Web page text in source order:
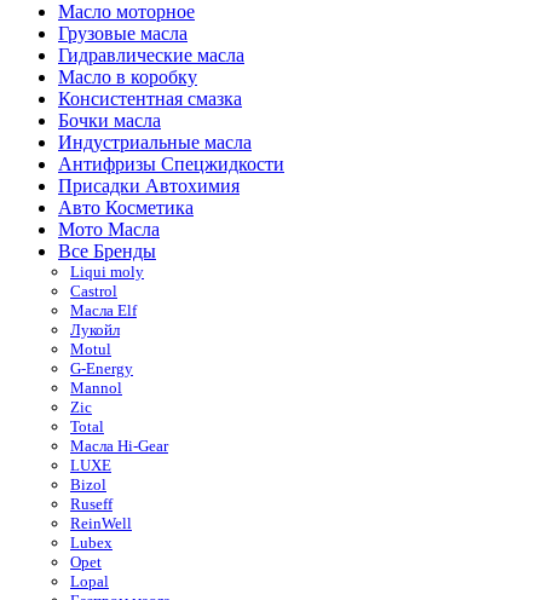
Масло моторное
Грузовые масла
Гидравлические масла
Масло в коробку
Консистентная смазка
Бочки масла
Индустриальные масла
Антифризы Спецжидкости
Присадки Автохимия
Авто Косметика
Мото Масла
Все Бренды
Liqui moly
Castrol
Масла Elf
Лукойл
Motul
G-Energy
Mannol
Zic
Total
Масла Hi-Gear
LUXE
Bizol
Ruseff
ReinWell
Lubex
Opet
Lopal